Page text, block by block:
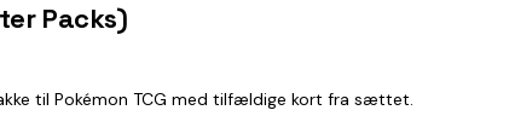
Packs)
til Pokémon TCG med tilfældige kort fra sættet.